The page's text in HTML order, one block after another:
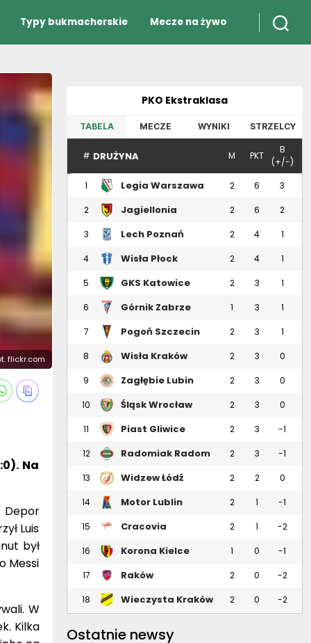
Typy bukmacherskie Mecze na żywo
flickr.com
Na
Luis
był
Messi
W
Kilka
PKO Ekstraklasa
TABELA MECZE WYNIKI STRZELCY
# DRUŻYNA M PKT
B
(+/-)
1
Legia Warszawa 2 6 3
2
Jagiellonia
2 6 2
3 Lech Poznań 2 4 1
4 Wisła Płock 2 4 1
5 GKS Katowice 2 3 1
6 Górnik Zabrze 1 3 1
7 Pogoń Szczecin 2 3 1
8 Wisła Kraków 2 3 0
9 Zagłębie Lubin 2 3 0
10 Śląsk Wrocław 2 3 0
11 Piast Gliwice 2 3 -1
12 Radomiak Radom 2 3 -1
13 Widzew Łódź 2 2 0
14 Motor Lublin 2 1 -1
15 Cracovia 2 1 -2
16 Korona Kielce 1 0 -1
17
Raków
2 0 -2
18 Wieczysta Kraków 2 0 -2
Ostatnie newsy